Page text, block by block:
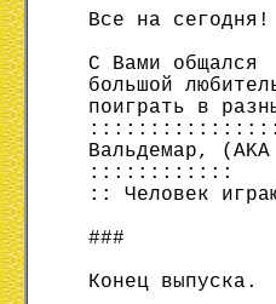
Все на сегодня!
С Вами общался
большой
поиграть в
Вальдемар,
::::::::::::
:: Человек
###
Конец выпуска.